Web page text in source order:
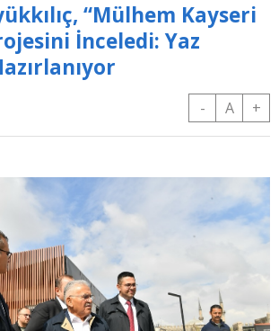
“Mülhem Kayseri
İnceledi: Yaz
- A +